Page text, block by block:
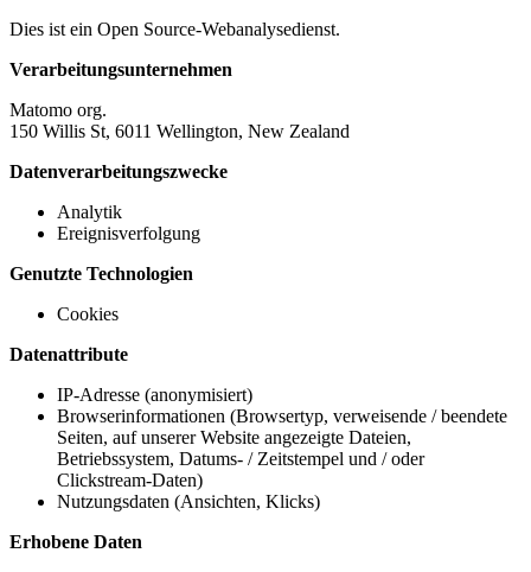
Dies ist ein Open Source-Webanalysedienst.
Verarbeitungsunternehmen
Matomo org.
150 Willis St, 6011 Wellington, New Zealand
Datenverarbeitungszwecke
Analytik
Ereignisverfolgung
Genutzte Technologien
Cookies
Datenattribute
IP-Adresse (anonymisiert)
Browserinformationen (Browsertyp, verweisende / beendete
Seiten, auf unserer Website angezeigte Dateien,
Betriebssystem, Datums- / Zeitstempel und / oder
Clickstream-Daten)
Nutzungsdaten (Ansichten, Klicks)
Erhobene Daten